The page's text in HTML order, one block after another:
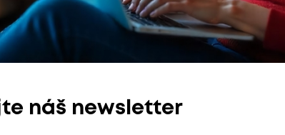
náš newsletter